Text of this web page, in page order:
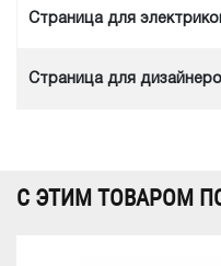
Cтраница для
Cтраница для
С ЭТИМ ТОВАРОМ